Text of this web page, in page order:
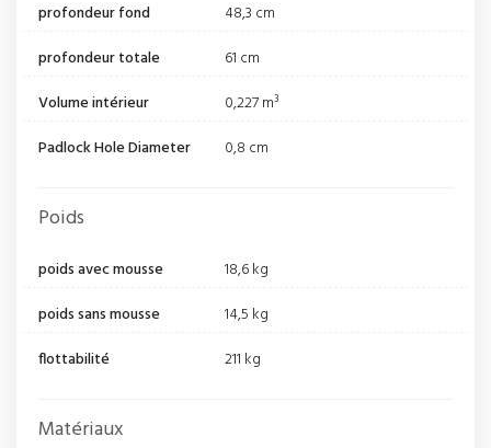
profondeur fond
48,3 cm
profondeur totale
61 cm
Volume intérieur
0,227 m³
Padlock Hole Diameter
0,8 cm
Poids
poids avec mousse
18,6 kg
poids sans mousse
14,5 kg
flottabilité
211 kg
Matériaux